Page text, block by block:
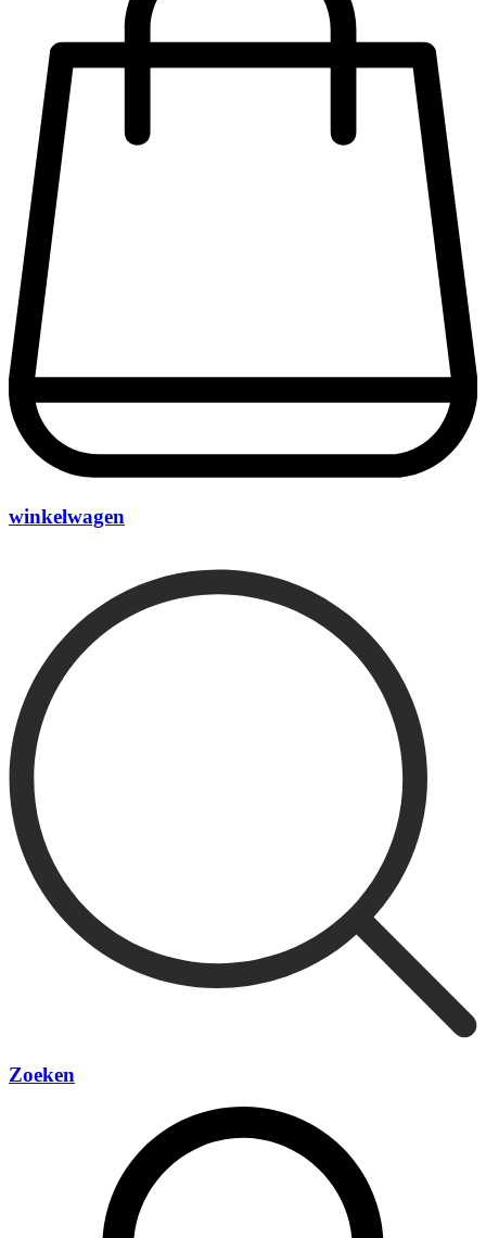
winkelwagen
Zoeken